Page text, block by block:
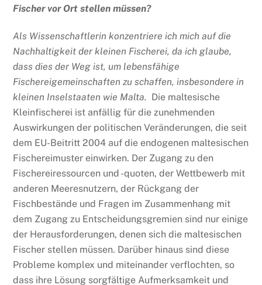
Fischer vor Ort stellen müssen?
Als Wissenschaftlerin konzentriere ich mich auf die
Nachhaltigkeit der kleinen Fischerei, da ich glaube,
dass dies der Weg ist, um lebensfähige
Fischereigemeinschaften zu schaffen, insbesondere in
kleinen Inselstaaten wie Malta. Die maltesische
Kleinfischerei ist anfällig für die zunehmenden
Auswirkungen der politischen Veränderungen, die seit
dem EU-Beitritt 2004 auf die endogenen maltesischen
Fischereimuster einwirken. Der Zugang zu den
Fischereiressourcen und -quoten, der Wettbewerb mit
anderen Meeresnutzern, der Rückgang der
Fischbestände und Fragen im Zusammenhang mit
dem Zugang zu Entscheidungsgremien sind nur einige
der Herausforderungen, denen sich die maltesischen
Fischer stellen müssen. Darüber hinaus sind diese
Probleme komplex und miteinander verflochten, so
dass ihre Lösung sorgfältige Aufmerksamkeit und